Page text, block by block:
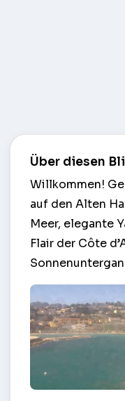
Über diesen
Willkommen!
auf den Alten
Meer, elegante
Flair der Côte